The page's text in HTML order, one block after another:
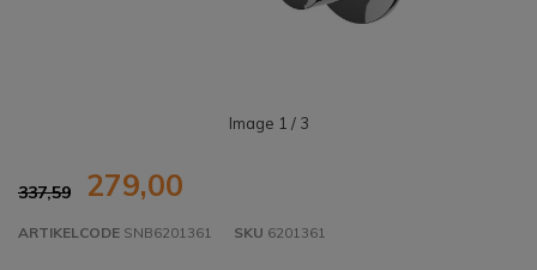
Image 1 / 3
337,59 279,00
ARTIKELCODE SNB6201361 SKU 6201361